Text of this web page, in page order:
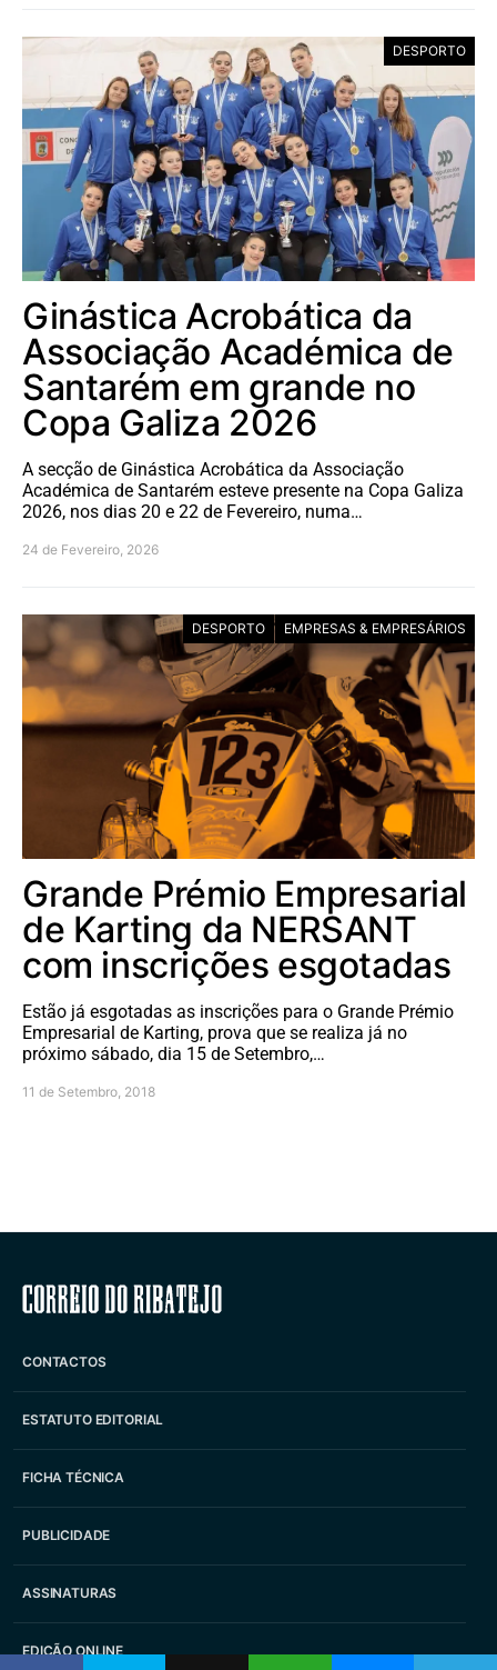
DESPORTO
Ginástica Acrobática da
Associação Académica de
Santarém em grande no
Copa Galiza 2026
A secção de Ginástica Acrobática da Associação
Académica de Santarém esteve presente na Copa Galiza
2026, nos dias 20 e 22 de Fevereiro, numa…
24 de Fevereiro, 2026
DESPORTO EMPRESAS & EMPRESÁRIOS
Grande Prémio Empresarial
de Karting da NERSANT
com inscrições esgotadas
Estão já esgotadas as inscrições para o Grande Prémio
Empresarial de Karting, prova que se realiza já no
próximo sábado, dia 15 de Setembro,…
11 de Setembro, 2018
Correio do Ribatejo
CONTACTOS
ESTATUTO EDITORIAL
FICHA TÉCNICA
PUBLICIDADE
ASSINATURAS
EDIÇÃO ONLINE